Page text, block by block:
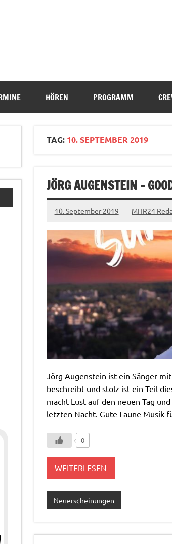
HÖREN PROGRAMM
TAG: 10. SEPTEMBER 2019
JÖRG AUGENSTEIN –
10. September 2019 MHR24
Jörg Augenstein ist ein Sänger
beschreibt und stolz ist ein Teil
macht Lust auf den neuen Tag
letzten Nacht. Gute Laune Musik
0
WEITERLESEN
Neuerscheinungen